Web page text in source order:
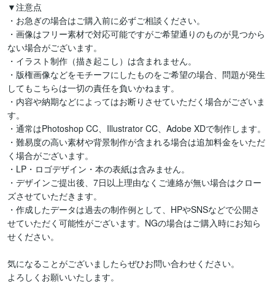
▼注意点
・お急ぎの場合はご購入前に必ずご相談ください。
・画像はフリー素材で対応可能ですがご希望通りのものが見つから
ない場合がございます。
・イラスト制作（描き起こし）は含まれません。
・版権画像などをモチーフにしたものをご希望の場合、問題が発生
してもこちらは一切の責任を負いかねます。
・内容や納期などによってはお断りさせていただく場合がございま
す。
・通常はPhotoshop CC、Illustrator CC、Adobe XDで制作します。
・難易度の高い素材や背景制作が含まれる場合は追加料金をいただ
く場合がございます。
・LP・ロゴデザイン・本の表紙は含みません。
・デザインご提出後、7日以上理由なくご連絡が無い場合はクロー
ズさせていただきます。
・作成したデータは過去の制作例として、HPやSNSなどで公開さ
せていただく可能性がございます。NGの場合はご購入時にお知ら
せください。
気になることがございましたらぜひお問い合わせください。
よろしくお願いいたします。